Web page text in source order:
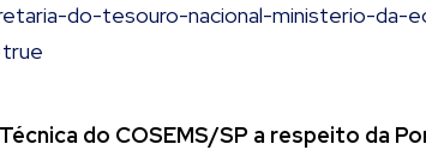
do-tesouro-nacional-ministerio-da-
do COSEMS/SP a respeito da